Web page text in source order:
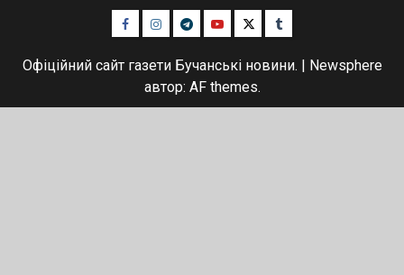
Facebook
Instagram
TelegramYoutubeTwitterTumblr
Офіційний сайт газети Бучанські новини.
Newsphere
автор: AF themes.